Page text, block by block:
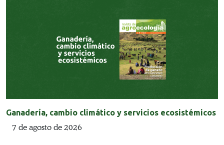
Ganadería, cambio climático y servicios ecosistémicos
7 de agosto de 2026